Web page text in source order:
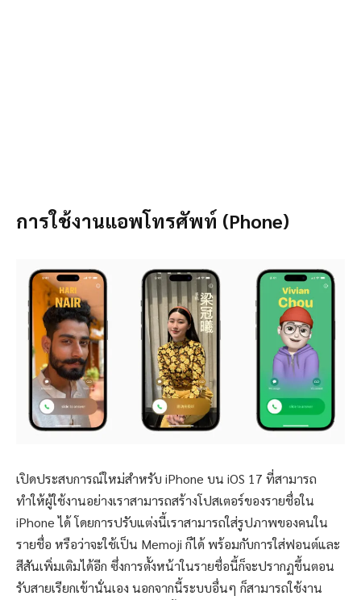
การใช้งานแอพโทรศัพท์ (Phone)
เปิดประสบการณ์ใหม่สำหรับ iPhone บน iOS 17 ที่สามารถ
ทำให้ผู้ใช้งานอย่างเราสามารถสร้างโปสเตอร์ของรายชื่อใน
iPhone ได้ โดยการปรับแต่งนี้เราสามารถใส่รูปภาพของคนใน
รายชื่อ หรือว่าจะใช้เป็น Memoji ก็ได้ พร้อมกับการใส่ฟอนต์และ
สีสันเพิ่มเติมได้อีก ซึ่งการตั้งหน้าในรายชื่อนี้ก็จะปรากฏขึ้นตอน
รับสายเรียกเข้านั่นเอง นอกจากนี้ระบบอื่นๆ ก็สามารถใช้งาน